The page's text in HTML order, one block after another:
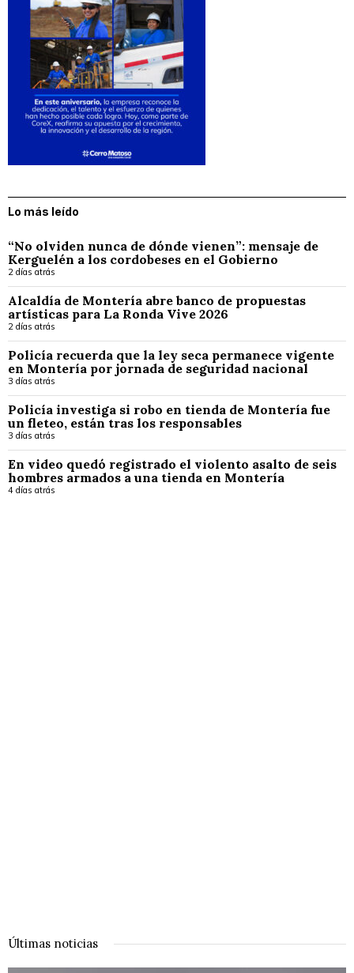
Lo más leído
“No olviden nunca de dónde vienen”: mensaje de
Kerguelén a los cordobeses en el Gobierno
2 días atrás
Alcaldía de Montería abre banco de propuestas
artísticas para La Ronda Vive 2026
2 días atrás
Policía recuerda que la ley seca permanece vigente
en Montería por jornada de seguridad nacional
3 días atrás
Policía investiga si robo en tienda de Montería fue
un fleteo, están tras los responsables
3 días atrás
En video quedó registrado el violento asalto de seis
hombres armados a una tienda en Montería
4 días atrás
Últimas noticias